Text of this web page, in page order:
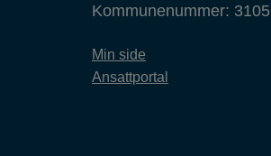
Kommunenummer: 3105
Min side
Ansattportal